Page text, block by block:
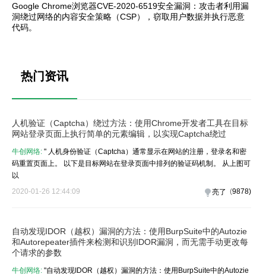
Google Chrome浏览器CVE-2020-6519安全漏洞：攻击者利用漏
洞绕过网络的内容安全策略（CSP），窃取用户数据并执行恶意
代码。
热门资讯
人机验证（Captcha）绕过方法：使用Chrome开发者工具在目标
网站登录页面上执行简单的元素编辑，以实现Captcha绕过
牛创网络: " 人机身份验证（Captcha）通常显示在网站的注册，登录名和密
码重置页面上。 以下是目标网站在登录页面中排列的验证码机制。 从上图可
以
2020-01-26 12:44:09
)
9878
(
亮了
自动发现IDOR（越权）漏洞的方法：使用BurpSuite中的Autozie
和Autorepeater插件来检测和识别IDOR漏洞，而无需手动更改每
个请求的参数
牛创网络: "自动发现IDOR（越权）漏洞的方法：使用BurpSuite中的Autozie